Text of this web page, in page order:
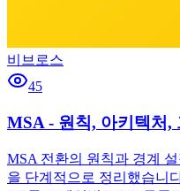
비브로스
45
MSA - 원칙, 아키텍처,
MSA 전환의 원칙과 경계
을 단계적으로 정리했습니